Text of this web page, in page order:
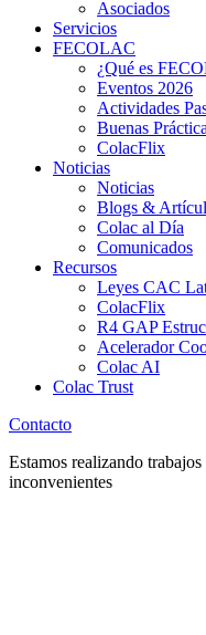
Asociados
Servicios
FECOLAC
¿Qué es
Eventos 2026
Actividades
Buenas
ColacFlix
Noticias
Noticias
Blogs &
Colac al Día
Comunicados
Recursos
Leyes CAC
ColacFlix
R4 GAP
Acelerador
Colac AI
Colac Trust
Contacto
Estamos realizando
inconvenientes